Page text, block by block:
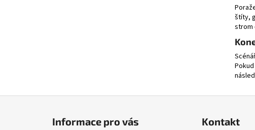
štíty,
strom
Informace pro vás Kontakt